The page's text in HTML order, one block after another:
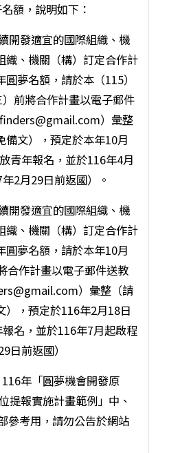
額，說明如下：
開發適宜的國際組織、機
織、機關（構）訂定合作計
夢名額，請於本（115）
前將合作計畫以電子郵件
）彙整
備文），預定於本年10月
青年報名，並於116年4月
2月29日前返國）。
開發適宜的國際組織、機
織、機關（構）訂定合作計
圓夢名額，請於本年10月
合作計畫以電子郵件送教
）彙整（請
），預定於116年2月18日
名，並於116年7月起啟程
日前返國）
年「圓夢機會開發原
提報實施計畫範例」中、
參考用，請勿公告於網站